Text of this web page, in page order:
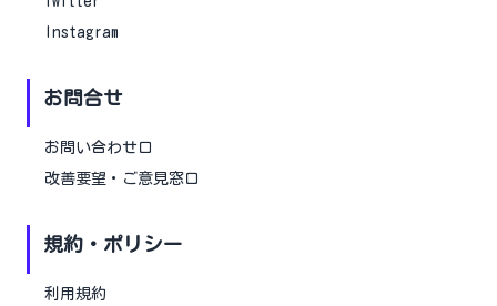
Instagram
お問合せ
お問い合わせ口
改善要望・ご意見窓口
規約・ポリシー
利用規約